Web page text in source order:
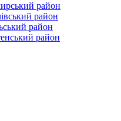
район
район
район
район